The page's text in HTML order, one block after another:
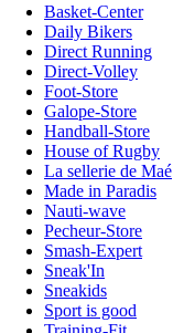
Basket-Center
Daily Bikers
Direct Running
Direct-Volley
Foot-Store
Galope-Store
Handball-Store
House of Rugby
La sellerie de Maé
Made in Paradis
Nauti-wave
Pecheur-Store
Smash-Expert
Sneak'In
Sneakids
Sport is good